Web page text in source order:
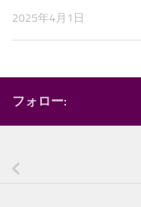
2025年4月1日
フォロー: